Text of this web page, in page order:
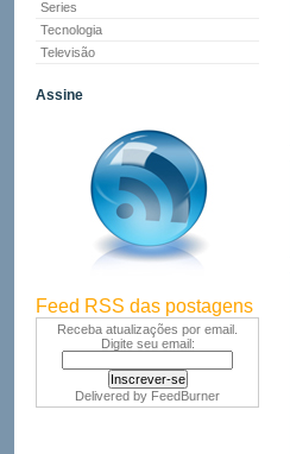
Series
Tecnologia
Televisão
Assine
Feed RSS das postagens
Receba atualizações por email.
Digite seu email:
Delivered by FeedBurner